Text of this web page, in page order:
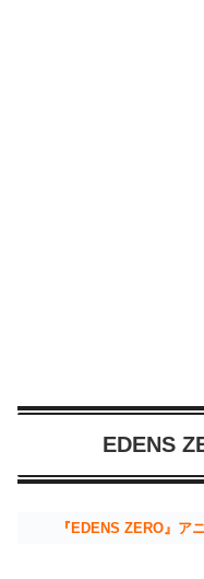
EDENS
『EDENS ZERO』ア